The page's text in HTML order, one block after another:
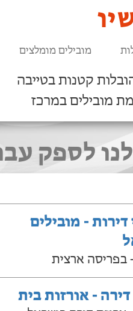
מובילים מומלצים
קטנות בטייבה
מובילים במרכז
לספק
דירות - מובילים
בפריסה ארצית
- אורזות בית